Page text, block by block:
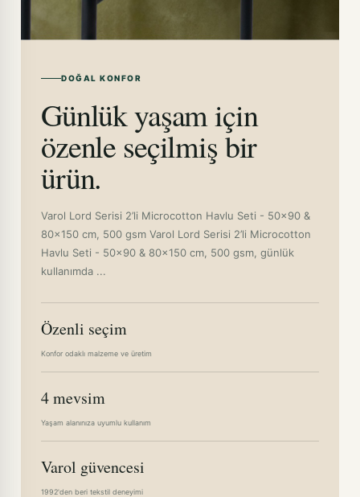
DOĞAL KONFOR
Günlük yaşam için
özenle seçilmiş bir
ürün.
Varol Lord Serisi 2’li Microcotton Havlu Seti - 50x90 &
80x150 cm, 500 gsm Varol Lord Serisi 2’li Microcotton
Havlu Seti - 50x90 & 80x150 cm, 500 gsm, günlük
kullanımda ...
Özenli seçim
Konfor odaklı malzeme ve üretim
4 mevsim
Yaşam alanınıza uyumlu kullanım
Varol güvencesi
1992'den beri tekstil deneyimi